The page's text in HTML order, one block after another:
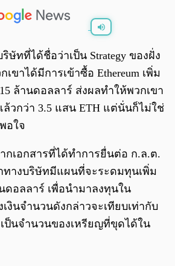
ริษัทที่ได้ชื่อว่าเป็น Strategy ของฝั่ง
เขาได้มีการเข้าซื้อ Ethereum เพิ่ม
ล้านดอลลาร์ ส่งผลทำให้พวกเขา
ล้วกว่า 3.5 แสน ETH แต่นั่นก็ไม่ใช่
อใจ
กเอกสารที่ได้ทำการยื่นต่อ ก.ล.ต.
าทางบริษัทมีแผนที่จะระดมทุนเพิ่ม
ดอลลาร์ เพื่อนำมาลงทุนใน
เงินจำนวนดังกล่าวจะเทียบเท่ากับ
ป็นจำนวนของเหรียญที่ขุดได้ใน